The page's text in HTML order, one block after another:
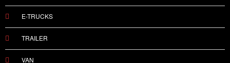
E-TRUCKS
TRAILER
VAN